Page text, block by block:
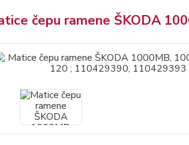
čepu ramene ŠKODA